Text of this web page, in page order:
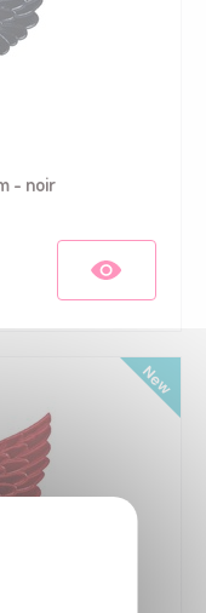
- noir